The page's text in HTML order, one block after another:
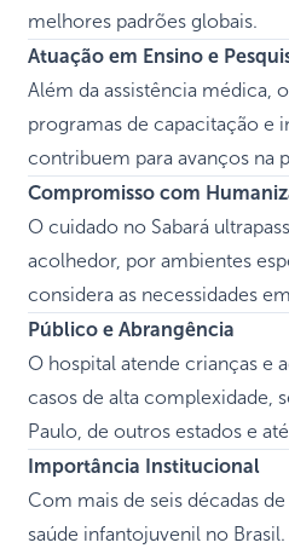
melhores padrões globais.
Atuação em Ensino e
Além da assistência médica,
programas de capacitação e
contribuem para avanços na
Compromisso com
O cuidado no Sabará
acolhedor, por ambientes
considera as necessidades
Público e Abrangência
O hospital atende crianças e
casos de alta complexidade,
Paulo, de outros estados e
Importância Institucional
Com mais de seis décadas
saúde infantojuvenil no